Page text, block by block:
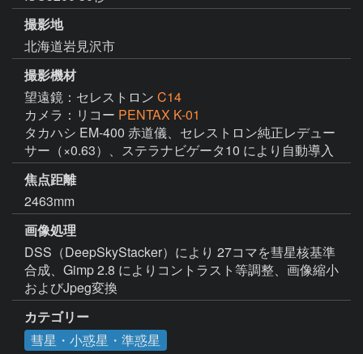
撮影地
北海道岩見沢市
撮影機材
望遠鏡：セレストロン C14
カメラ：リコー PENTAX K-01
タカハシ EM-400 赤道儀、セレストロン純正レデュー
サー（×0.63）、ステラナビゲータ10 により自動導入
焦点距離
2463mm
画像処理
DSS（DeepSkyStacker）により 27コマを彗星核基準
合成、Gimp 2.8 によりコントラスト等調整、画像縮小
およびJpeg変換
カテゴリー
彗星・小惑星・準惑星